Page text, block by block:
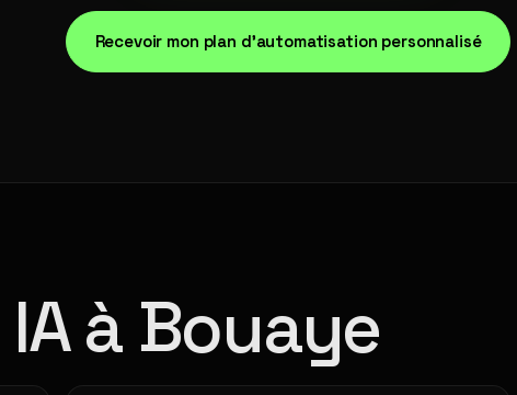
Recevoir mon plan d'automatisation personnalisé
à Bouaye